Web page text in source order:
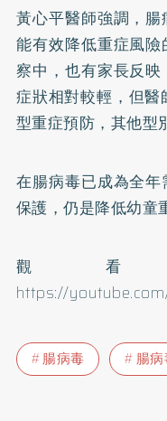
黃心平醫師強調，
能有效降低重症風
察中，也有家長反映
症狀相對較輕，但醫
型重症預防，其他型
在腸病毒已成為全
保護，仍是降低幼童
觀
https://
腸病毒 腸